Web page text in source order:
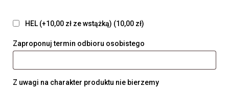
HEL (+10,00 zł ze wstążką) (10,00 zł)
Zaproponuj termin odbioru osobistego
Z uwagi na charakter produktu nie bierzemy